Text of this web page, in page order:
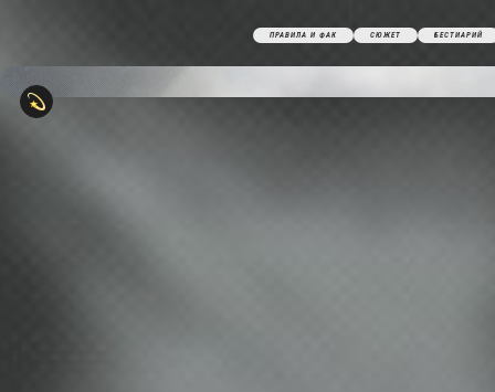
ПРАВИЛА И ФАК СЮЖЕТ БЕСТИАРИЙ